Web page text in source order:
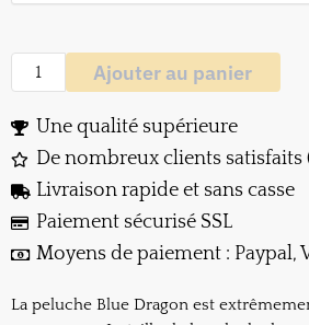
Ajouter au panier
Une qualité supérieure
De nombreux clients satisfaits
Livraison rapide et sans casse
Paiement sécurisé SSL
Moyens de paiement : Paypal,
La peluche Blue Dragon est